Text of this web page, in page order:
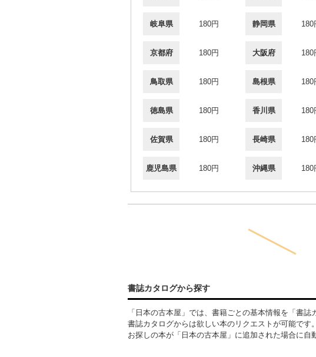
岐阜県 180円 静岡県 180
京都府 180円 大阪府 180
鳥取県 180円 島根県 180
徳島県 180円 香川県 180
佐賀県 180円 長崎県 180
鹿児島県 180円 沖縄県 180
書誌カタログから探す
「日本の古本屋」では、書籍ごとの基本情報を「書誌
書誌カタログからは欲しい本のリクエストが可能です。
お探しの本が「日本の古本屋」に追加された場合に自